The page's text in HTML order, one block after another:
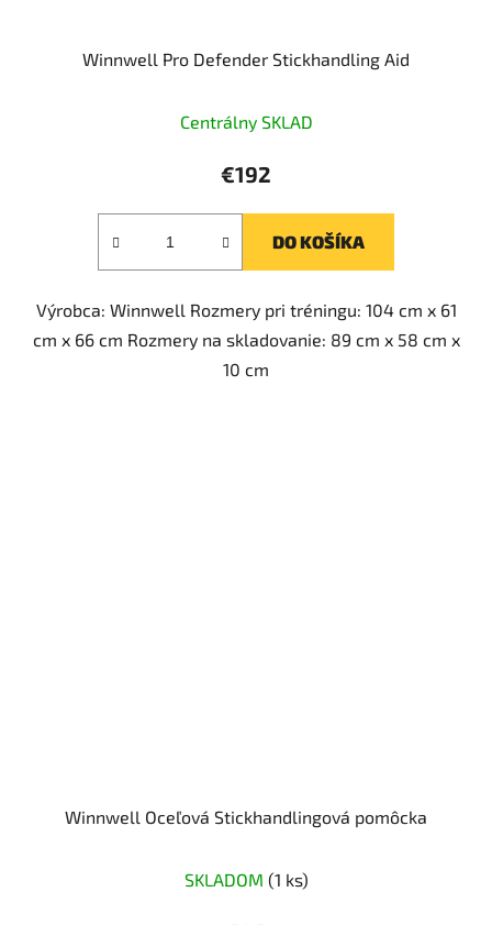
Winnwell Pro Defender Stickhandling Aid
Centrálny SKLAD
€192
DO KOŠÍKA
Výrobca: Winnwell Rozmery pri tréningu: 104 cm x 61
cm x 66 cm Rozmery na skladovanie: 89 cm x 58 cm x
10 cm
Winnwell Oceľová Stickhandlingová pomôcka
SKLADOM (1 ks)